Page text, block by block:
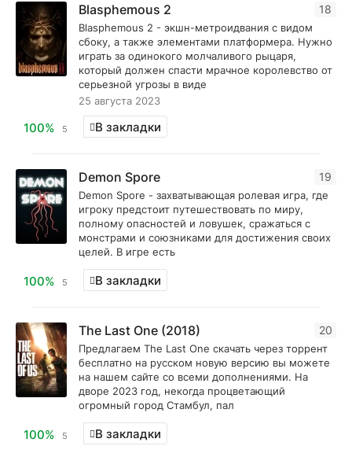
18
Blasphemous 2
Blasphemous 2 - экшн-метроидвания с видом
сбоку, а также элементами платформера. Нужно
играть за одинокого молчаливого рыцаря,
который должен спасти мрачное королевство от
серьезной угрозы в виде
25 августа 2023
100% 5 В закладки
19
Demon Spore
Demon Spore - захватывающая ролевая игра, где
игроку предстоит путешествовать по миру,
полному опасностей и ловушек, сражаться с
монстрами и союзниками для достижения своих
целей. В игре есть
100% 5 В закладки
20
The Last One (2018)
Предлагаем The Last One скачать через торрент
бесплатно на русском новую версию вы можете
на нашем сайте со всеми дополнениями. На
дворе 2023 год, некогда процветающий
огромный город Стамбул, пал
100% 5 В закладки